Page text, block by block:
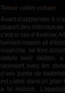
Nature contre culture
Avant d’apprendre à s’apprécier réciproquement, nature et culture vont d’abord s’affronter. La
plupart des individus
c’est le cas d’Andrew,
bonnes mœurs et
revanche, ne font
nature avec dédain, à
rarement avec les
d’une partie de
est cadré dans un plan
à la maison.